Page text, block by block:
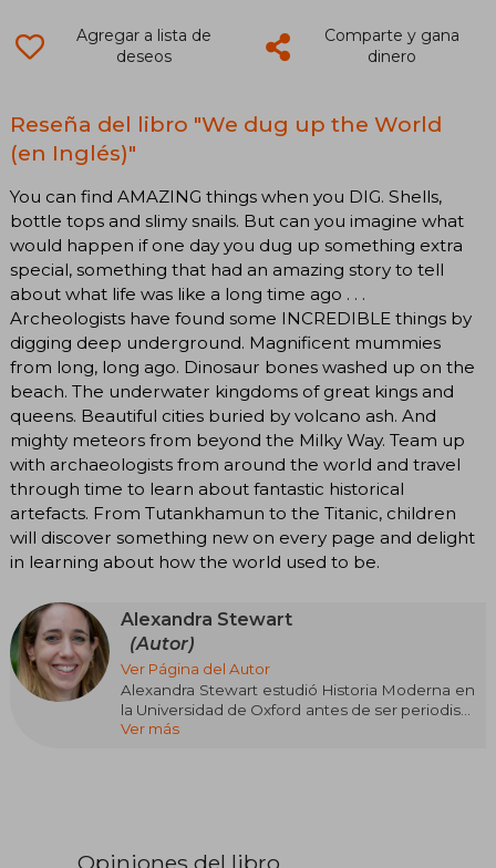
Agregar a lista de
deseos
Comparte y gana
dinero
Reseña del libro "We dug up the World
(en Inglés)"
You can find AMAZING things when you DIG. Shells,
bottle tops and slimy snails. But can you imagine what
would happen if one day you dug up something extra
special, something that had an amazing story to tell
about what life was like a long time ago . . .
Archeologists have found some INCREDIBLE things by
digging deep underground. Magnificent mummies
from long, long ago. Dinosaur bones washed up on the
beach. The underwater kingdoms of great kings and
queens. Beautiful cities buried by volcano ash. And
mighty meteors from beyond the Milky Way. Team up
with archaeologists from around the world and travel
through time to learn about fantastic historical
artefacts. From Tutankhamun to the Titanic, children
will discover something new on every page and delight
in learning about how the world used to be.
Alexandra Stewart
(Autor)
Ver Página del Autor
Alexandra Stewart estudió Historia Moderna en
la Universidad de Oxford antes de ser periodista
y trabajar como oficial de prensa en la Policía
Ver más